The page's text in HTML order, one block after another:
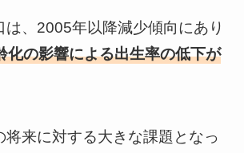
は、2005年以降減少傾向にあり
化の影響による出生率の低下が
将来に対する大きな課題となっ